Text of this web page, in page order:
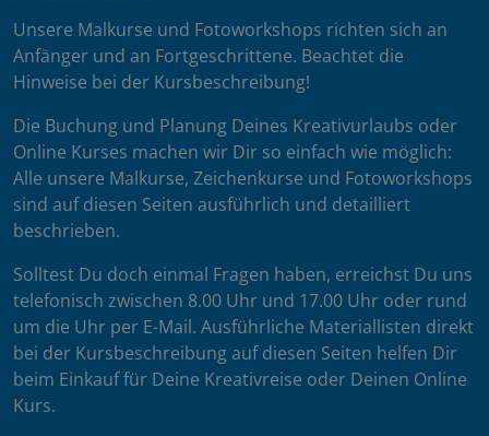
Unsere Malkurse und Fotoworkshops richten sich an
Anfänger und an Fortgeschrittene. Beachtet die
Hinweise bei der Kursbeschreibung!
Die Buchung und Planung Deines Kreativurlaubs oder
Online Kurses machen wir Dir so einfach wie möglich:
Alle unsere Malkurse, Zeichenkurse und Fotoworkshops
sind auf diesen Seiten ausführlich und detailliert
beschrieben.
Solltest Du doch einmal Fragen haben, erreichst Du uns
telefonisch zwischen 8.00 Uhr und 17.00 Uhr oder rund
um die Uhr per E-Mail. Ausführliche Materiallisten direkt
bei der Kursbeschreibung auf diesen Seiten helfen Dir
beim Einkauf für Deine Kreativreise oder Deinen Online
Kurs.